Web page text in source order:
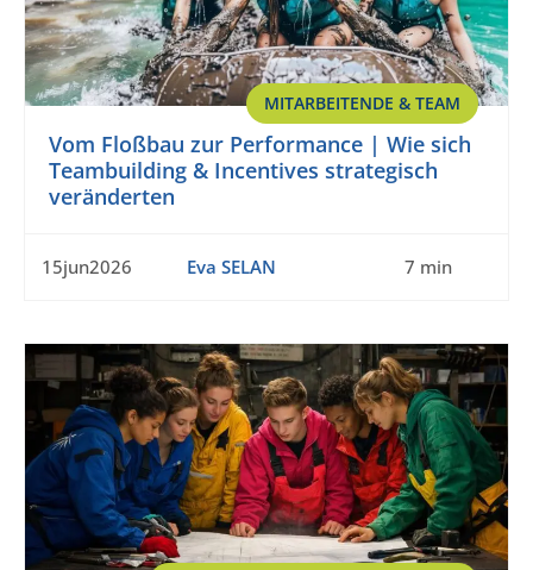
MITARBEITENDE & TEAM
Vom Floßbau zur Performance | Wie sich
Teambuilding & Incentives strategisch
veränderten
15jun2026 Eva SELAN 7 min